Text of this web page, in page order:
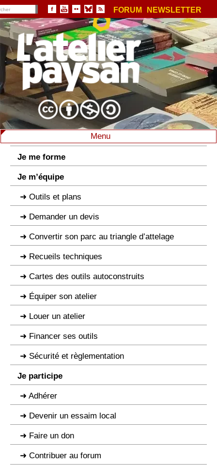
FORUM NEWSLETTER
Menu
Je me forme
Je m’équipe
Outils et plans
Demander un devis
Convertir son parc au triangle d’attelage
Recueils techniques
Cartes des outils autoconstruits
Équiper son atelier
Louer un atelier
Financer ses outils
Sécurité et règlementation
Je participe
Adhérer
Devenir un essaim local
Faire un don
Contribuer au forum